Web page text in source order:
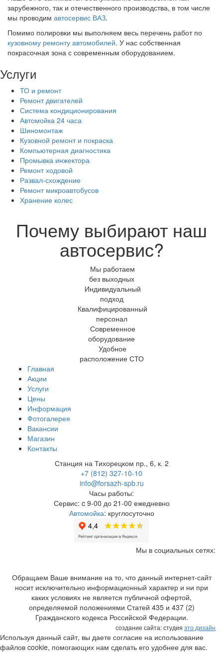
зарубежного, так и отечественного производства, в том числе
мы проводим автосервис ВАЗ.
Помимо полировки мы выполняем весь перечень работ по
кузовному ремонту автомобилей. У нас собственная
покрасочная зона с современным оборудованием.
Услуги
ТО и ремонт
Ремонт двигателей
Система кондиционирования
Автомойка 24 часа
Шиномонтаж
Кузовной ремонт и покраска
Компьютерная диагностика
Промывка инжектора
Ремонт ходовой
Развал-схождение
Ремонт микроавтобусов
Хранение колес
Почему выбирают наш
автосервис?
Мы работаем
без выходных
Индивидуальный
подход
Квалифицированный
персонал
Современное
оборудование
Удобное
расположение СТО
Главная
Акции
Услуги
Цены
Информация
Фотогалерея
Вакансии
Магазин
Контакты
Станция на Тихорецком пр., 6, к. 2
+7 (812) 327-10-10
info@forsazh-spb.ru
Часы работы:
Сервис: c 9-00 до 21-00 ежедневно
Автомойка: круглосуточно
Мы в социальных сетях:
Обращаем Ваше внимание на то, что данный интернет-сайт
носит исключительно информационный характер и ни при
каких условиях не является публичной офертой,
определяемой положениями Статей 435 и 437 (2)
Гражданского кодекса Российской Федерации.
создание сайта: студия это дизайн
Используя данный сайт, вы даете согласие на использование
файлов cookie, помогающих нам сделать его удобнее для вас.